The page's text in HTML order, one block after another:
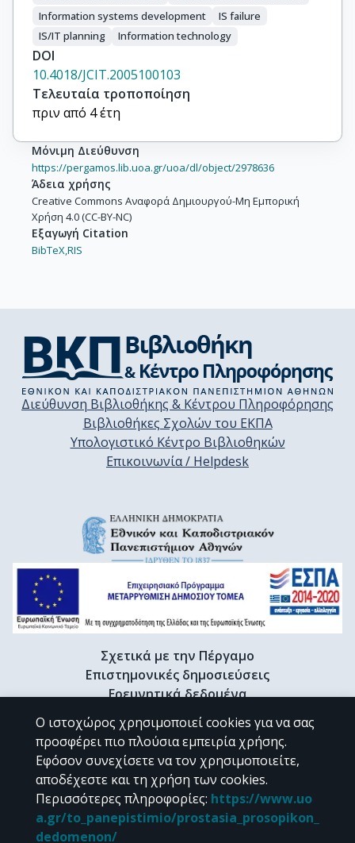
Information systems development
IS failure
IS/IT planning
Information technology
DOI
10.4018/JCIT.2005100103
Τελευταία τροποποίηση
πριν από 4 έτη
Μόνιμη Διεύθυνση
https://pergamos.lib.uoa.gr/uoa/dl/object/2978636
Άδεια χρήσης
Creative Commons Αναφορά Δημιουργού-Μη Εμπορική
Χρήση 4.0 (CC-BY-NC)
Εξαγωγή Citation
BibTeX,RIS
Διεύθυνση Βιβλιοθήκης & Κέντρου Πληροφόρησης
Βιβλιοθήκες Σχολών του ΕΚΠΑ
Υπολογιστικό Κέντρο Βιβλιοθηκών
Επικοινωνία / Helpdesk
Σχετικά με την Πέργαμο
Επιστημονικές δημοσιεύσεις
Ερευνητικά δεδομένα
Διδακτορικές διατριβές & Γκρίζα βιβλιογραφία
Προφίλ Ερευνητή
CC BY-NC 4.0
Εκτός αν αναφέρεται διαφορετικά, το υλικό της "Περγάμου" διατίθεται
Ο ιστοχώρος χρησιμοποιεί cookies για να σας
προσφέρει πιο πλούσια εμπειρία χρήσης.
Εφόσον συνεχίσετε να τον χρησιμοποιείτε,
αποδέχεστε και τη χρήση των cookies.
Περισσότερες πληροφορίες: https://www.uo
a.gr/to_panepistimio/prostasia_prosopikon_
dedomenon/